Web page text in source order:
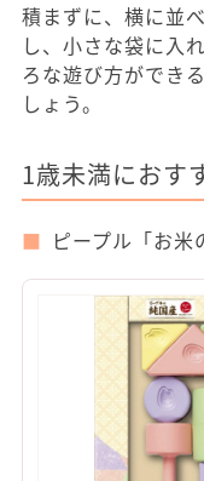
積まずに、横に並
し、小さな袋に入
ろな遊び方ができ
しょう。
1歳未満におす
ピープル「お